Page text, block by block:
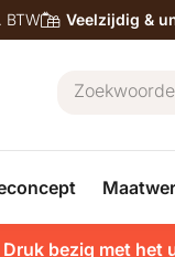
BTW Veelzijdig &
Druk bezig met het